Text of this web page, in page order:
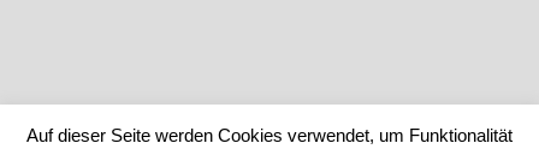
Auf dieser Seite werden Cookies verwendet, um Funktionalität